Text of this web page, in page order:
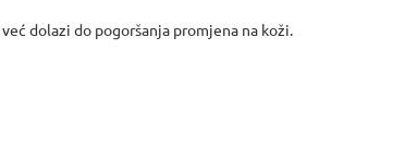
dolazi do pogoršanja promjena na koži.